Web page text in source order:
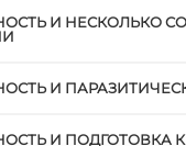
И НЕСКОЛЬКО
И
И ПОДГОТОВКА